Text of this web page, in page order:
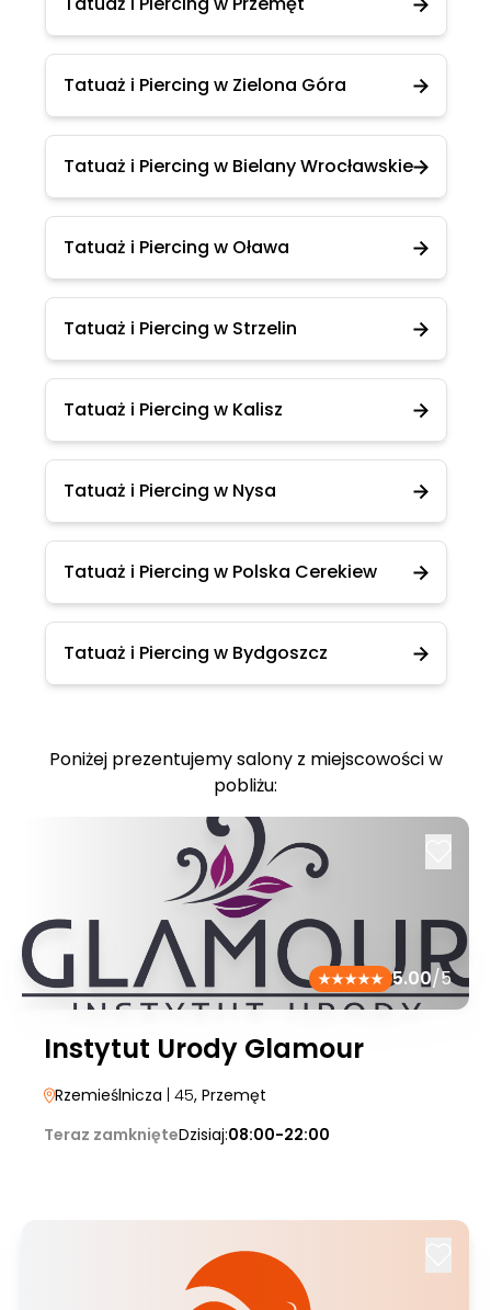
Tatuaż i Piercing w Zielona Góra
Tatuaż i Piercing w Bielany Wrocławskie
Tatuaż i Piercing w Oława
Tatuaż i Piercing w Strzelin
Tatuaż i Piercing w Kalisz
Tatuaż i Piercing w Nysa
Tatuaż i Piercing w Polska Cerekiew
Tatuaż i Piercing w Bydgoszcz
Poniżej prezentujemy salony z miejscowości w
pobliżu:
5.00/5
Instytut Urody Glamour
Rzemieślnicza | 45, Przemęt
Teraz zamknięteDzisiaj:08:00-22:00